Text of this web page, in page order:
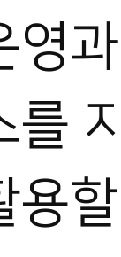
영
를
용
란로가 태
민우의 마음
원 태권도
세계태권